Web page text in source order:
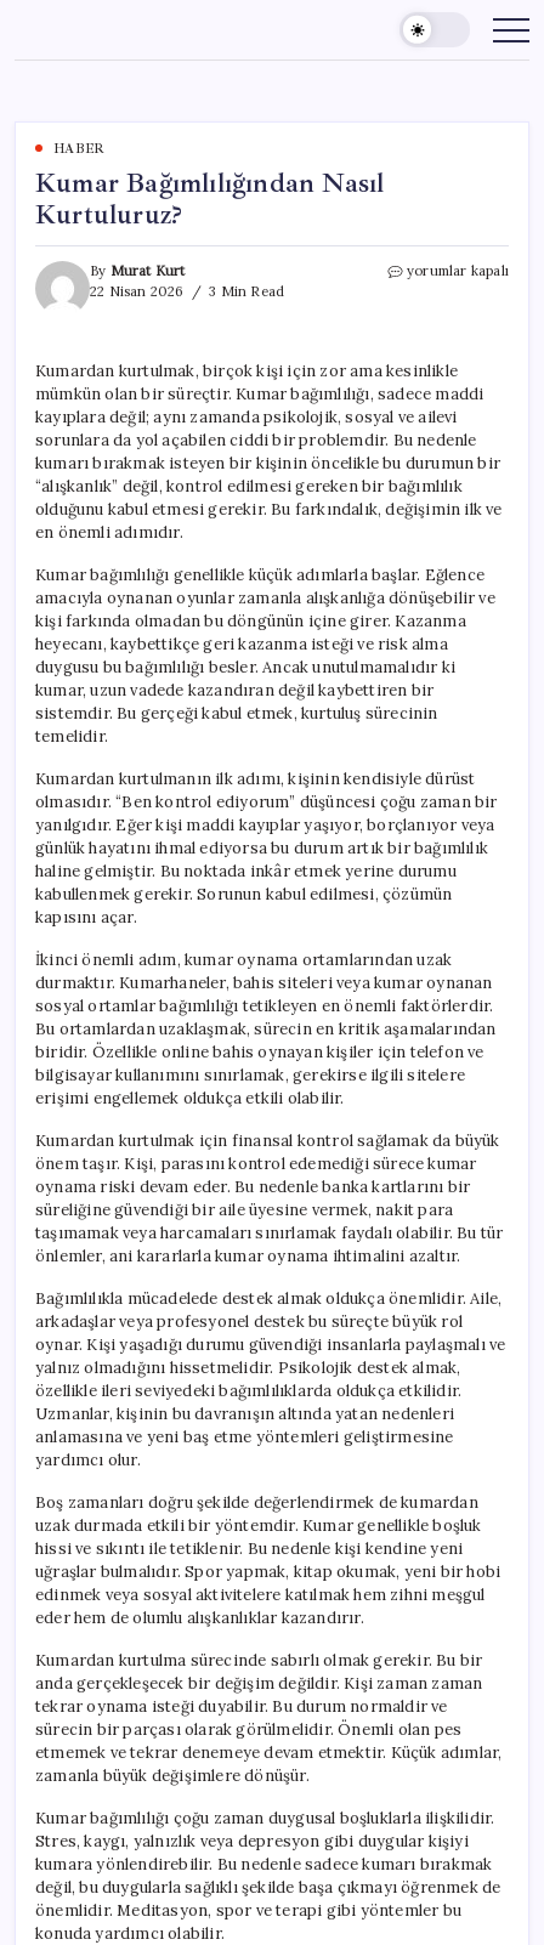
content
HABER
Kumar Bağımlılığından Nasıl
Kurtuluruz?
By Murat Kurt
22 Nisan 2026
3 Min Read
Kumar
yorumlar kapalı
Kumardan kurtulmak, birçok kişi için zor ama kesinlikle
mümkün olan bir süreçtir. Kumar bağımlılığı, sadece maddi
kayıplara değil; aynı zamanda psikolojik, sosyal ve ailevi
sorunlara da yol açabilen ciddi bir problemdir. Bu nedenle
kumarı bırakmak isteyen bir kişinin öncelikle bu durumun bir
“alışkanlık” değil, kontrol edilmesi gereken bir bağımlılık
olduğunu kabul etmesi gerekir. Bu farkındalık, değişimin ilk ve
en önemli adımıdır.
Kumar bağımlılığı genellikle küçük adımlarla başlar. Eğlence
amacıyla oynanan oyunlar zamanla alışkanlığa dönüşebilir ve
kişi farkında olmadan bu döngünün içine girer. Kazanma
heyecanı, kaybettikçe geri kazanma isteği ve risk alma
duygusu bu bağımlılığı besler. Ancak unutulmamalıdır ki
kumar, uzun vadede kazandıran değil kaybettiren bir
sistemdir. Bu gerçeği kabul etmek, kurtuluş sürecinin
temelidir.
Kumardan kurtulmanın ilk adımı, kişinin kendisiyle dürüst
olmasıdır. “Ben kontrol ediyorum” düşüncesi çoğu zaman bir
yanılgıdır. Eğer kişi maddi kayıplar yaşıyor, borçlanıyor veya
günlük hayatını ihmal ediyorsa bu durum artık bir bağımlılık
haline gelmiştir. Bu noktada inkâr etmek yerine durumu
kabullenmek gerekir. Sorunun kabul edilmesi, çözümün
kapısını açar.
İkinci önemli adım, kumar oynama ortamlarından uzak
durmaktır. Kumarhaneler, bahis siteleri veya kumar oynanan
sosyal ortamlar bağımlılığı tetikleyen en önemli faktörlerdir.
Bu ortamlardan uzaklaşmak, sürecin en kritik aşamalarından
biridir. Özellikle online bahis oynayan kişiler için telefon ve
bilgisayar kullanımını sınırlamak, gerekirse ilgili sitelere
erişimi engellemek oldukça etkili olabilir.
Kumardan kurtulmak için finansal kontrol sağlamak da büyük
önem taşır. Kişi, parasını kontrol edemediği sürece kumar
oynama riski devam eder. Bu nedenle banka kartlarını bir
süreliğine güvendiği bir aile üyesine vermek, nakit para
taşımamak veya harcamaları sınırlamak faydalı olabilir. Bu tür
önlemler, ani kararlarla kumar oynama ihtimalini azaltır.
Bağımlılıkla mücadelede destek almak oldukça önemlidir. Aile,
arkadaşlar veya profesyonel destek bu süreçte büyük rol
oynar. Kişi yaşadığı durumu güvendiği insanlarla paylaşmalı ve
yalnız olmadığını hissetmelidir. Psikolojik destek almak,
özellikle ileri seviyedeki bağımlılıklarda oldukça etkilidir.
Uzmanlar, kişinin bu davranışın altında yatan nedenleri
anlamasına ve yeni baş etme yöntemleri geliştirmesine
yardımcı olur.
Boş zamanları doğru şekilde değerlendirmek de kumardan
uzak durmada etkili bir yöntemdir. Kumar genellikle boşluk
hissi ve sıkıntı ile tetiklenir. Bu nedenle kişi kendine yeni
uğraşlar bulmalıdır. Spor yapmak, kitap okumak, yeni bir hobi
edinmek veya sosyal aktivitelere katılmak hem zihni meşgul
eder hem de olumlu alışkanlıklar kazandırır.
Kumardan kurtulma sürecinde sabırlı olmak gerekir. Bu bir
anda gerçekleşecek bir değişim değildir. Kişi zaman zaman
tekrar oynama isteği duyabilir. Bu durum normaldir ve
sürecin bir parçası olarak görülmelidir. Önemli olan pes
etmemek ve tekrar denemeye devam etmektir. Küçük adımlar,
zamanla büyük değişimlere dönüşür.
Kumar bağımlılığı çoğu zaman duygusal boşluklarla ilişkilidir.
Stres, kaygı, yalnızlık veya depresyon gibi duygular kişiyi
kumara yönlendirebilir. Bu nedenle sadece kumarı bırakmak
değil, bu duygularla sağlıklı şekilde başa çıkmayı öğrenmek de
önemlidir. Meditasyon, spor ve terapi gibi yöntemler bu
konuda yardımcı olabilir.